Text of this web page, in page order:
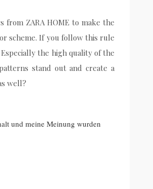
from ZARA HOME to make the
scheme. If you follow this rule
the high quality of the
stand out and create a
well?
und meine Meinung wurden